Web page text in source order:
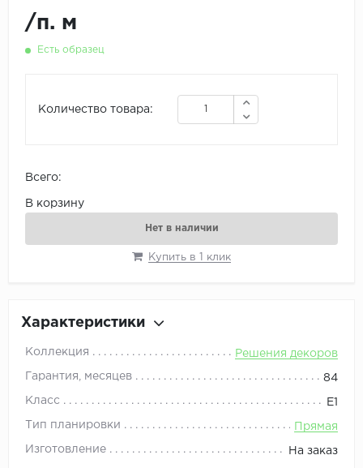
/п. м
Есть образец
Количество товара:
Всего:
В корзину
Нет в наличии
Купить в 1 клик
Характеристики
Коллекция Решения декоров
Гарантия, месяцев 84
Класс Е1
Тип планировки Прямая
Изготовление На заказ